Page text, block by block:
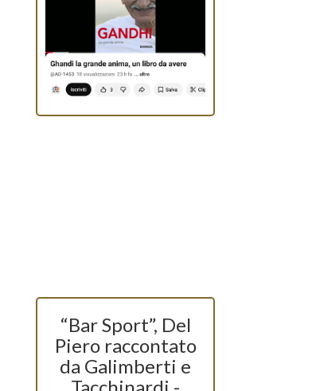
“Bar Sport”, Del
Piero raccontato
da Galimberti e